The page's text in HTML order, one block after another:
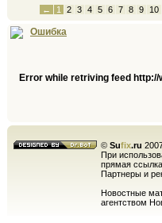
← 1 2 3 4 5 6 7 8 9 10
Ошибка
Error while retriving feed
© Sufix.ru
При
прямая
Партнеры и
Новостные
агентством